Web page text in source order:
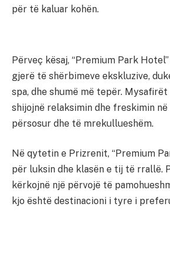
për të kaluar kohën.
Përveç kësaj, “Premium Park
gjerë të shërbimeve ekskluzive,
spa, dhe shumë më tepër.
shijojnë relaksimin dhe freskimin
përsosur dhe të mrekullueshëm.
Në qytetin e Prizrenit, “Premium
për luksin dhe klasën e tij të rrallë.
kërkojnë një përvojë të
kjo është destinacioni i tyre i